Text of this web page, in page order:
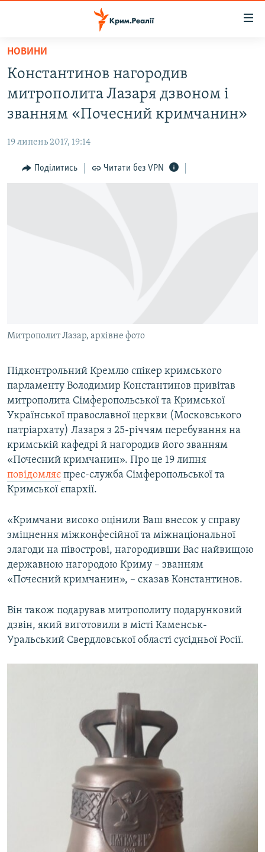
Перейти
основного
матеріалу
Перейти
до
основної
Перейти
до
ВІДЕО ТА ФОТО
БЛОГИ
ПОГЛЯД
ІНФОГРАФІКА
ДОЛУЧАЙСЯ!
Усі сайти RFE/RL
НОВИНИ
Константинов нагородив
митрополита Лазаря дзвоном і
званням «Почесний кримчанин»
19 липень 2017, 19:14
Поділитись Читати без VPN
Митрополит Лазар, архівне фото
Підконтрольний Кремлю спікер кримського
парламенту Володимир Константинов привітав
митрополита Сімферопольської та Кримської
Української православної церкви (Московського
патріархату) Лазаря з 25-річчям перебування на
кримській кафедрі й нагородив його званням
«Почесний кримчанин». Про це 19 липня
повідомляє прес-служба Сімферопольської та
Кримської єпархії.
«Кримчани високо оцінили Ваш внесок у справу
зміцнення міжконфесійної та міжнаціональної
злагоди на півострові, нагородивши Вас найвищою
державною нагородою Криму – званням
«Почесний кримчанин», – сказав Константинов.
Він також подарував митрополиту подарунковий
дзвін, який виготовили в місті Каменськ-
Уральський Свердловської області сусідньої Росії.